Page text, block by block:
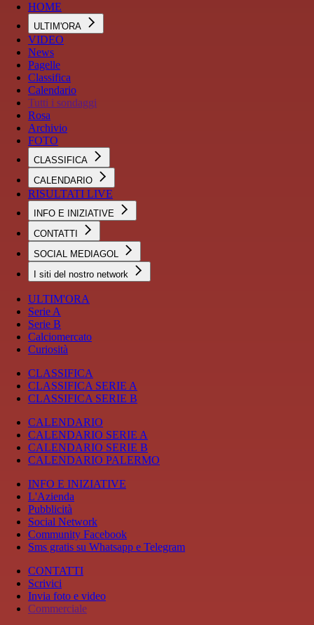
HOME
ULTIM'ORA
VIDEO
News
Pagelle
Classifica
Calendario
Tutti i sondaggi
Rosa
Archivio
FOTO
CLASSIFICA
CALENDARIO
RISULTATI LIVE
INFO E INIZIATIVE
CONTATTI
SOCIAL MEDIAGOL
I siti del nostro network
ULTIM'ORA
Serie A
Serie B
Calciomercato
Curiosità
CLASSIFICA
CLASSIFICA SERIE A
CLASSIFICA SERIE B
CALENDARIO
CALENDARIO SERIE A
CALENDARIO SERIE B
CALENDARIO PALERMO
INFO E INIZIATIVE
L'Azienda
Pubblicità
Social Network
Community Facebook
Sms gratis su Whatsapp e Telegram
CONTATTI
Scrivici
Invia foto e video
Commerciale